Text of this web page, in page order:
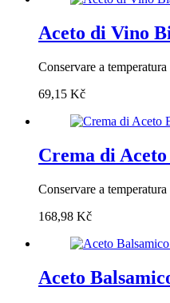
Aceto di Vino
Conservare a
69,15 Kč
Crema di
Conservare a
168,98 Kč
Aceto